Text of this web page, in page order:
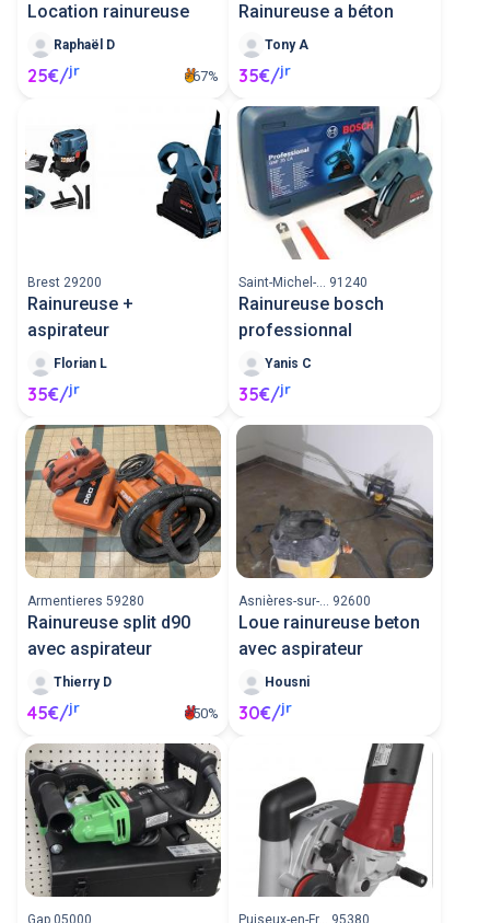
Location rainureuse
Raphaël D
25€/jr 67%
Rainureuse a béton
Tony A
35€/jr
Brest 29200
Rainureuse +
aspirateur
Florian L
35€/jr
Saint-Michel-... 91240
Rainureuse bosch
professionnal
Yanis C
35€/jr
Armentieres 59280
Rainureuse split d90
avec aspirateur
Thierry D
45€/jr 50%
Asnières-sur-... 92600
Loue rainureuse beton
avec aspirateur
Housni
30€/jr
Gap 05000 Puiseux-en-Fr... 95380